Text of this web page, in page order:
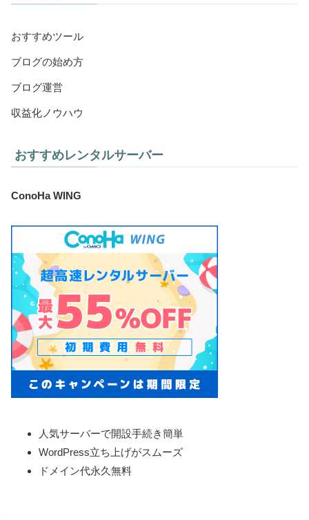
おすすめツール
ブログの始め方
ブログ運営
収益化ノウハウ
おすすめレンタルサーバー
ConoHa WING
人気サーバーで開設手続き簡単
WordPress立ち上げがスムーズ
ドメイン代永久無料